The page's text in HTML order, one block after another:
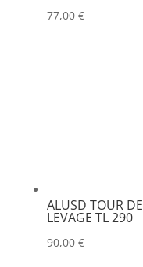
77,00 €
ALUSD TOUR DE
LEVAGE TL 290
90,00 €